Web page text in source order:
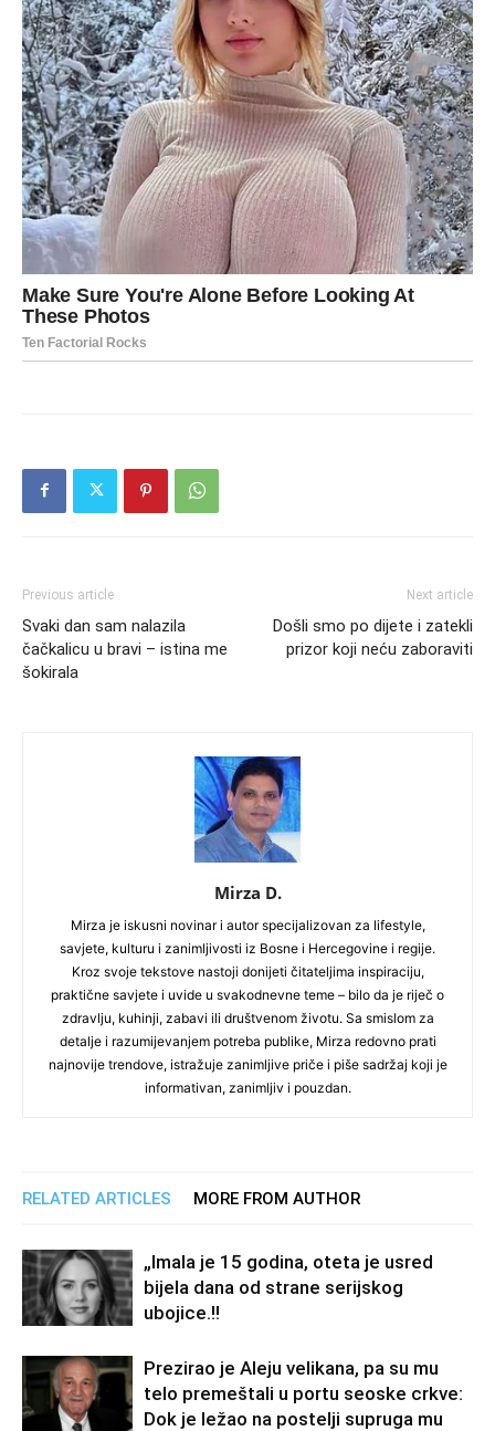
Previous article
Svaki dan sam nalazila
čačkalicu u bravi – istina me
šokirala
Next article
Došli smo po dijete i zatekli
prizor koji neću zaboraviti
Mirza D.
Mirza je iskusni novinar i autor specijalizovan za lifestyle,
savjete, kulturu i zanimljivosti iz Bosne i Hercegovine i regije.
Kroz svoje tekstove nastoji donijeti čitateljima inspiraciju,
praktične savjete i uvide u svakodnevne teme – bilo da je riječ o
zdravlju, kuhinji, zabavi ili društvenom životu. Sa smislom za
detalje i razumijevanjem potreba publike, Mirza redovno prati
najnovije trendove, istražuje zanimljive priče i piše sadržaj koji je
informativan, zanimljiv i pouzdan.
RELATED ARTICLES MORE FROM AUTHOR
„Imala je 15 godina, oteta je usred
bijela dana od strane serijskog
ubojice.!!
Prezirao je Aleju velikana, pa su mu
telo premeštali u portu seoske crkve:
Dok je ležao na postelji supruga mu